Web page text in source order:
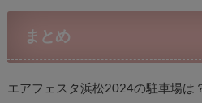
まとめ
エアフェスタ浜松2024の駐車場は